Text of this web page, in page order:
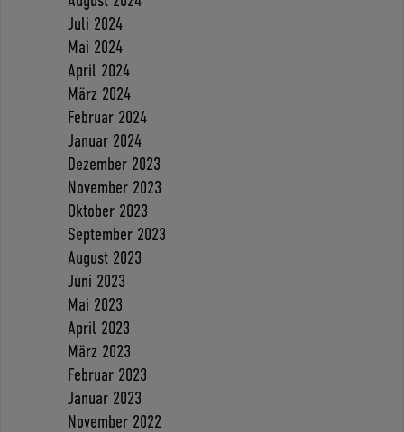
Juli 2024
Mai 2024
April 2024
März 2024
Februar 2024
Januar 2024
Dezember 2023
November 2023
Oktober 2023
September 2023
August 2023
Juni 2023
Mai 2023
April 2023
März 2023
Februar 2023
Januar 2023
November 2022